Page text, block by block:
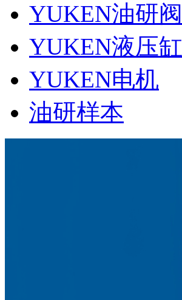
YUKEN油研阀
YUKEN液压缸
YUKEN电机
油研样本